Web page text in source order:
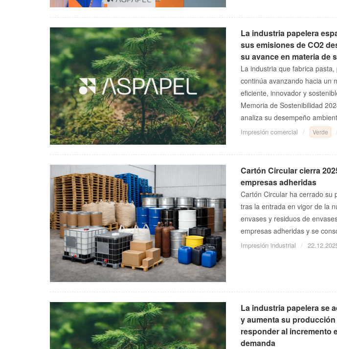
La industria papelera
sus emisiones de CO2
su avance en materia de
La industria que fabrica
continúa avanzando hacia un
eficiente, innovador y
Memoria de Sostenibilidad
analiza su desempeño
Impresión comercial Verde
Cartón Circular cierra
empresas adheridas
Cartón Circular ha cerrado su
tras la entrada en vigor de la
envases y residuos de
empresas adheridas y se
Impresión industrial
La industria papelera se
y aumenta su producción
responder al incremento
demanda